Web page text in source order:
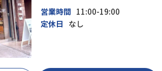
営業時間 11:00-19:00
定休日
なし